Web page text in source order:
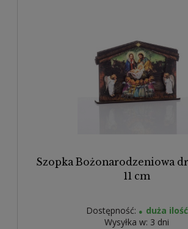
Szopka Bożonarodzeniowa
11 cm
Dostępność:
duża ilość
Wysyłka w: 3 dni